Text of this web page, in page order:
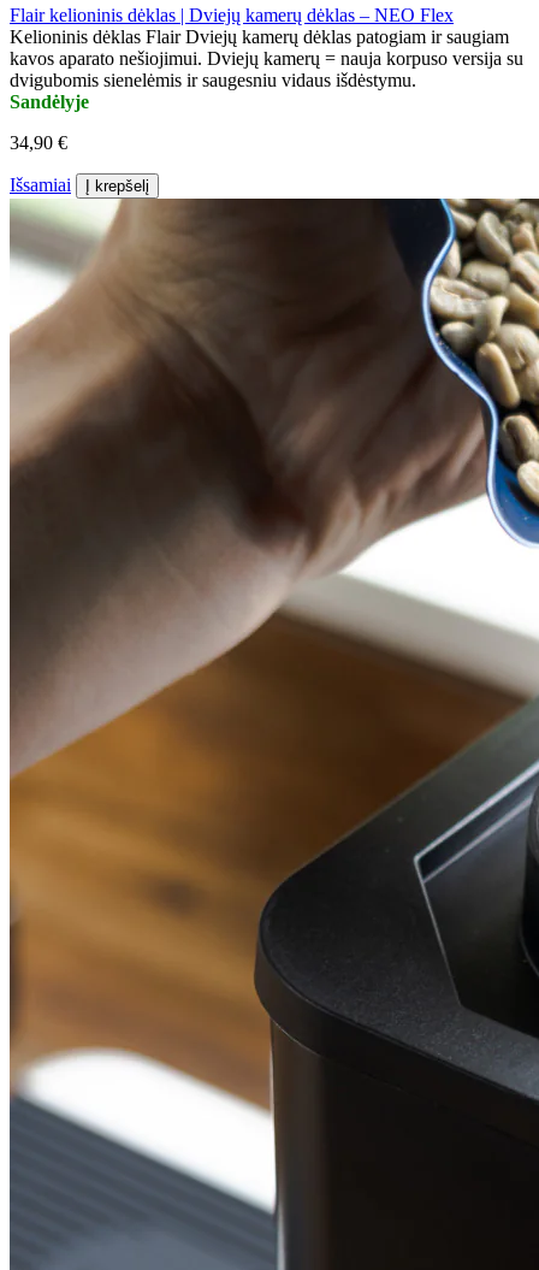
Flair kelioninis dėklas | Dviejų kamerų dėklas – NEO Flex
Kelioninis dėklas Flair Dviejų kamerų dėklas patogiam ir saugiam
kavos aparato nešiojimui. Dviejų kamerų = nauja korpuso versija su
dvigubomis sienelėmis ir saugesniu vidaus išdėstymu.
Sandėlyje
34,90 €
Išsamiai Į krepšelį